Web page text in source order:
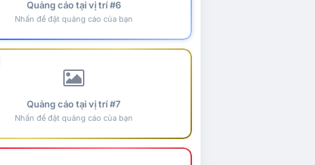
Quảng cáo tại vị trí #6
Nhấn để đặt quảng cáo của bạn
Quảng cáo tại vị trí #7
Nhấn để đặt quảng cáo của bạn